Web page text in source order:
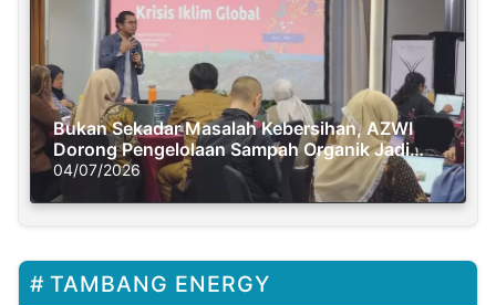
Bukan Sekadar Masalah Kebersihan, AZWI
Dorong Pengelolaan Sampah Organik Jadi
Solusi Krisis Iklim
04/07/2026
TAMBANG ENERGY